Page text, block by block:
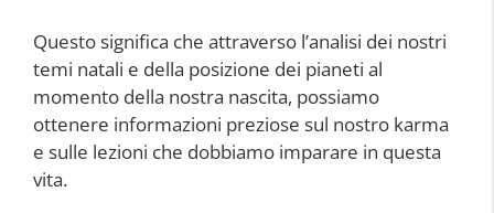
Questo significa che attraverso l’analisi dei nostri
temi natali e della posizione dei pianeti al
momento della nostra nascita, possiamo
ottenere informazioni preziose sul nostro karma
e sulle lezioni che dobbiamo imparare in questa
vita.